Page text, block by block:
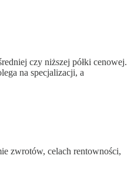
czy niższej półki cenowej.
na specjalizacji, a
zwrotów, celach rentowności,